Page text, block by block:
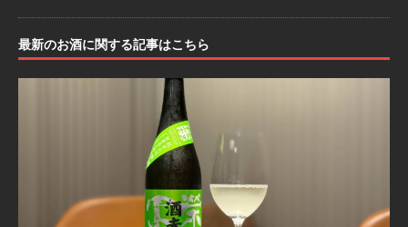
最新のお酒に関する記事はこちら